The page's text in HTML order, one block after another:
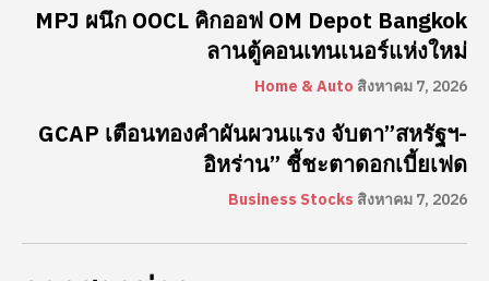
MPJ ผนึก OOCL คิกออฟ OM Depot Bangkok
ลานตู้คอนเทนเนอร์แห่งใหม่
Home & Auto สิงหาคม 7, 2026
GCAP เตือนทองคำผันผวนแรง จับตา”สหรัฐฯ-
อิหร่าน” ชี้ชะตาดอกเบี้ยเฟด
Business Stocks สิงหาคม 7, 2026